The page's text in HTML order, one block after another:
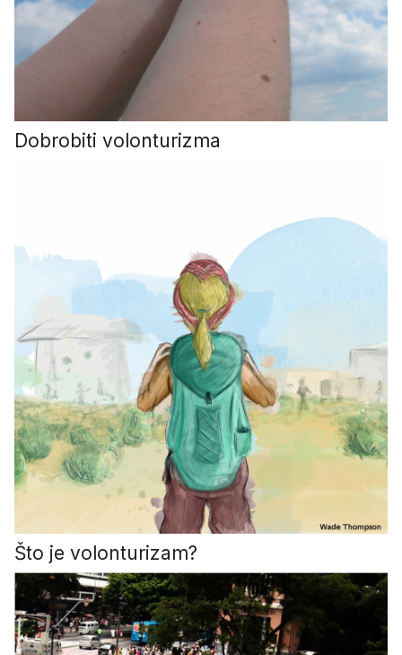
Dobrobiti volonturizma
Što je volonturizam?